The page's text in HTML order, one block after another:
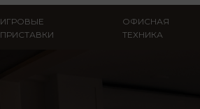
ИГРОВЫЕ
ПРИСТАВКИ
ОФИСНАЯ
ТЕХНИКА